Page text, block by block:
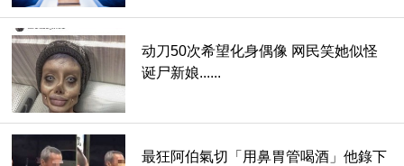
动刀50次希望化身偶像 网民笑她似怪
诞尸新娘......
最狂阿伯氣切「用鼻胃管喝酒」他錄下